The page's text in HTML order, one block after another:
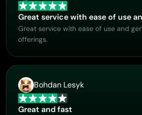
Great service with ease of use
Great service with ease of use and
offerings.
Bohdan Lesyk
Great and fast